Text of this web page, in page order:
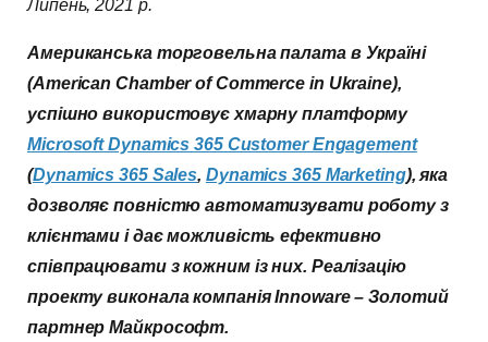
Липень, 2021 р.
Американська торговельна палата в Україні
(American Chamber of Commerce in Ukraine),
успішно використовує хмарну платформу
Місrosoft Dynamics 365 Customer Engagement
(Dynamics 365 Sales, Dynamics 365 Marketіng), яка
дозволяє повністю автоматизувати роботу з
клієнтами і дає можливість ефективно
співпрацювати з кожним із них. Реалізацію
проекту виконала компанія Innoware – Золотий
партнер Майкрософт.